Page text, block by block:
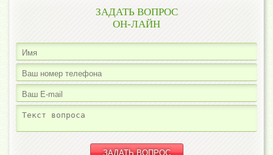
ЗАДАТЬ ВОПРОС
ОН-ЛАЙН